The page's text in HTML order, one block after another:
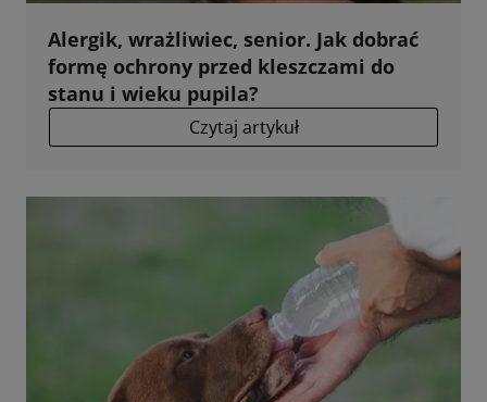
Alergik, wrażliwiec, senior. Jak dobrać
formę ochrony przed kleszczami do
stanu i wieku pupila?
Czytaj artykuł